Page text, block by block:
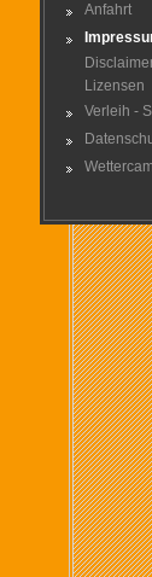
Anfahrt
Lizensen
Verleih -